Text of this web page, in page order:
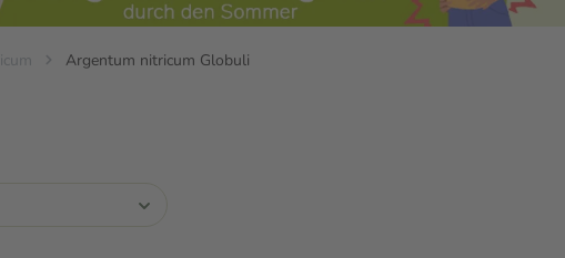
Argentum nitricum Globuli